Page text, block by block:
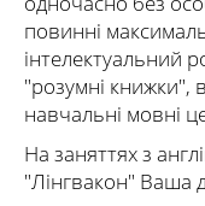
повинні
інтелектуальний
"розумні книжки",
навчальні мовні
На заняттях з
"Лінгвакон" Ваша